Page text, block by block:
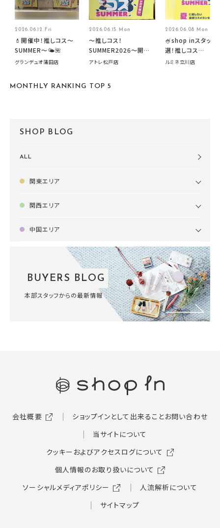
2026.06.12 Fri
💄開催中！推しコス〜
SUMMER〜🌤️🌺
グランデュオ蒲田店
2026.06.15 Mon
～推しコス！
SUMMER2026～開催
中です！
アトレ松戸店
2026.06.08 Mon
🍧shop inスタッフ
選！推しコス
summer2026開催
ルミネ立川店
MONTHLY RANKING TOP 5
SHOP BLOG
ALL
関東エリア
関西エリア
中国エリア
BUYERS BLOG
本部スタッフからの最新情報
会社概要 ショップインとして出来ることお問い合わせ
当サイトについて
クッキーおよびアクセスログについて
個人情報のお取り扱いについて
ソーシャルメディアポリシー
人流解析について
サイトマップ